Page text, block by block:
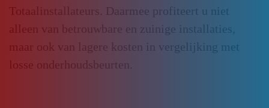
Totaalinstallateurs. Daarmee profiteert u niet
alleen van betrouwbare en zuinige installaties,
maar ook van lagere kosten in vergelijking met
losse onderhoudsbeurten.